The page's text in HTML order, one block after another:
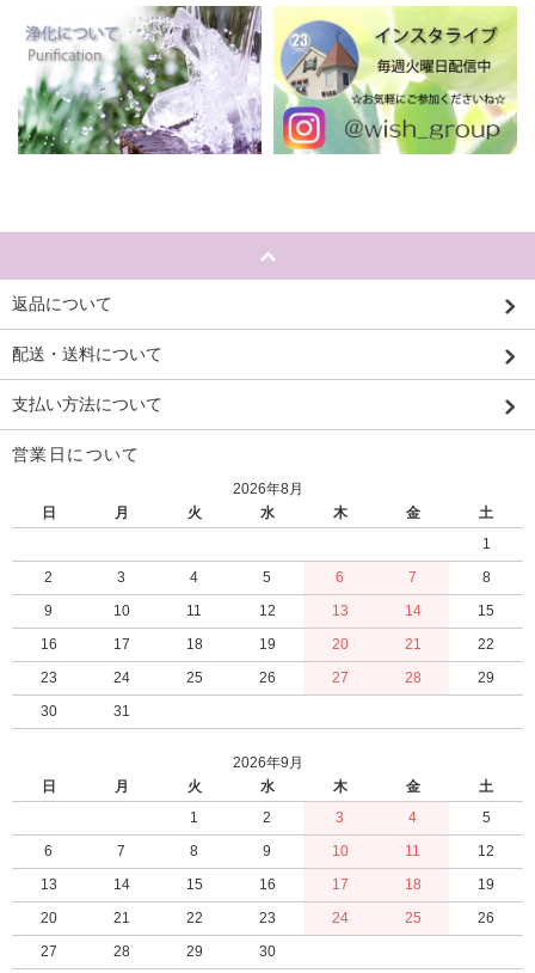
返品について
配送・送料について
支払い方法について
営業日について
2026年8月
日
月 火 水 木 金
土
1
2
3 4 5 6 7
8
9
10 11 12 13 14
15
16
17 18 19 20 21
22
23
24 25 26 27 28
29
30
31
2026年9月
日
月 火 水 木 金
土
1
2 3 4
5
6
7 8 9 10 11
12
13
14 15 16 17 18
19
20
21 22 23 24 25
26
27
28 29 30